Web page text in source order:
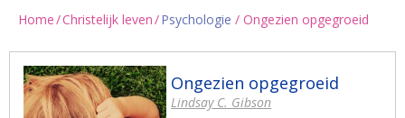
Home/Christelijk leven/Psychologie / Ongezien opgegroeid
Ongezien opgegroeid
Lindsay C. Gibson